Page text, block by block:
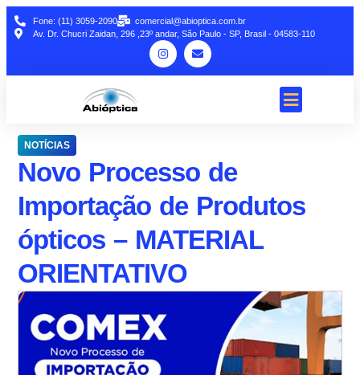
Fone: (11) 3059-2090
comercial@abioptica.com.br
Av. Dr. Chucri Zaidan, 296 ,23º andar, São Paulo - SP, Brasil - 04583-110
NOTÍCIAS
Novo Processo de
Importação de Produtos
ópticos – MATERIAL
ORIENTATIVO